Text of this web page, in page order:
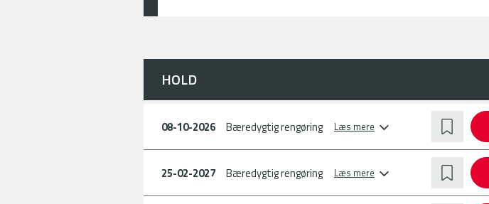
HOLD
08-10-2026 Bæredygtig rengøring Læs mere
25-02-2027 Bæredygtig rengøring Læs mere